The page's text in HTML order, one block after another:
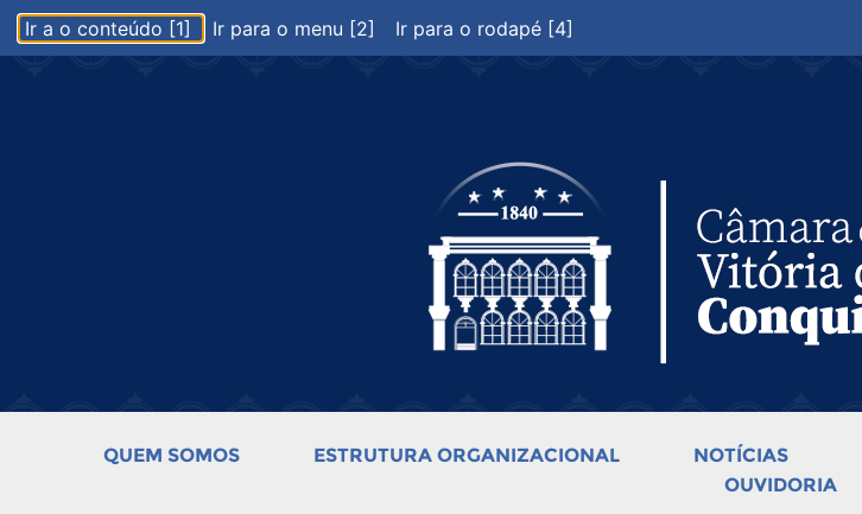
Ir a o conteúdo [1] Ir para o menu [2] Ir para o rodapé [4]
QUEM SOMOS ESTRUTURA ORGANIZACIONAL NOTÍCIAS
OUVIDORIA